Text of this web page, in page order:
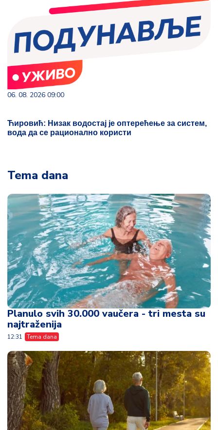
06. 08. 2026 09:00
Ћировић: Низак водостај је оптерећење за систем,
вода да се рационално користи
Tema dana
Planulo svih 30.000 vaučera - tri mesta su
najtraženija
12:31 Tema dana